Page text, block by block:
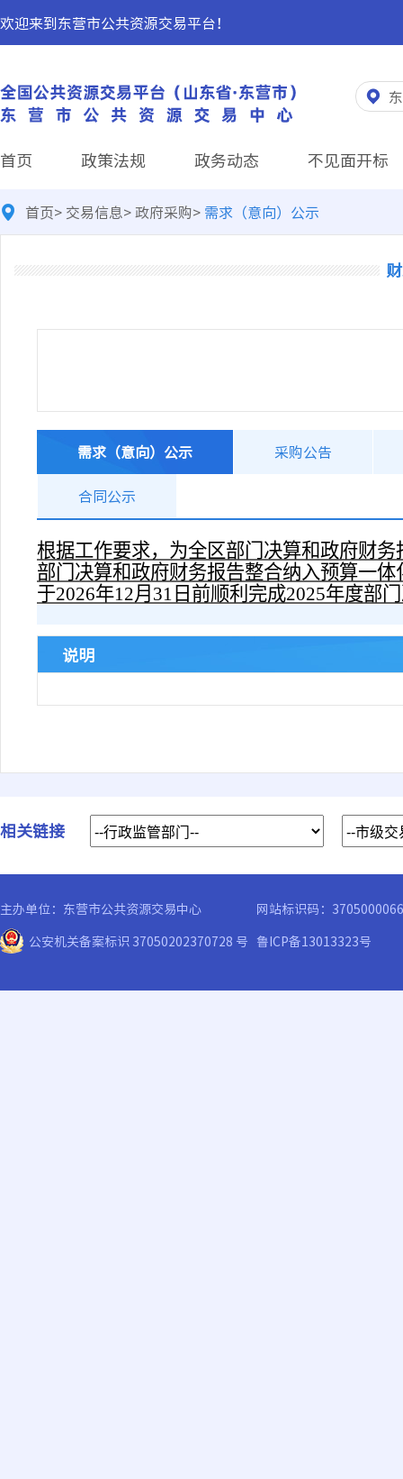
欢迎来到东营市公共资源交易平台！
首页 政策法规 政务动态 不见面开标
首页> 交易信息>政府采购> 需求（意向）公示
需求（意向）公示 采购公告
合同公示
根据工作要求，为全区部门决算和政府财
部门决算和政府财务报告整合纳入预算一
于2026年12月31日前顺利完成2025年度部
说明
相关链接
主办单位：东营市公共资源交易中心
网站标识码：3705000066
公安机关备案标识 37050202370728 号 鲁ICP备13013323号